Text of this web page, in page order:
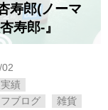
寿郎(ノーマ
寿郎-』
績
ブログ
雑貨